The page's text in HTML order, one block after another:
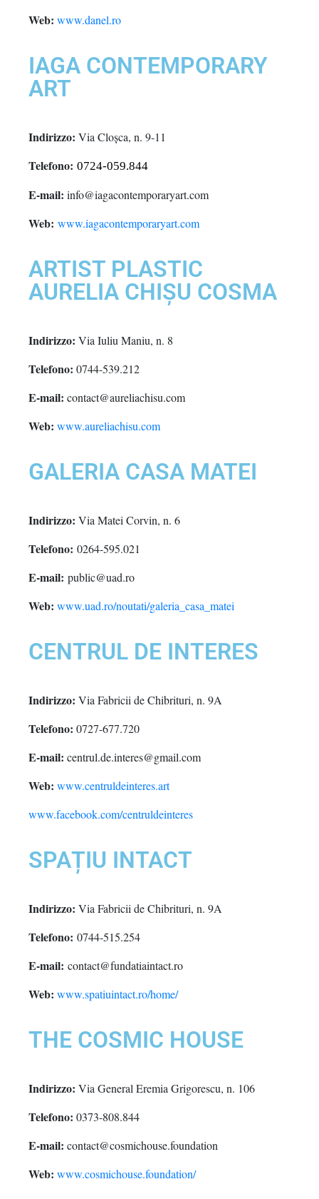
Web: www.danel.ro
IAGA CONTEMPORARY
ART
Indirizzo: Via Cloșca, n. 9-11
Telefono: 0724-059.844
E-mail: info@iagacontemporaryart.com
Web: www.iagacontemporaryart.com
ARTIST PLASTIC
AURELIA CHIȘU COSMA
Indirizzo: Via Iuliu Maniu, n. 8
Telefono: 0744-539.212
E-mail: contact@aureliachisu.com
Web: www.aureliachisu.com
GALERIA CASA MATEI
Indirizzo: Via Matei Corvin, n. 6
Telefono: 0264-595.021
E-mail: public@uad.ro
Web: www.uad.ro/noutati/galeria_casa_matei
CENTRUL DE INTERES
Indirizzo: Via Fabricii de Chibrituri, n. 9A
Telefono: 0727-677.720
E-mail: centrul.de.interes@gmail.com
Web: www.centruldeinteres.art
www.facebook.com/centruldeinteres
SPAȚIU INTACT
Indirizzo: Via Fabricii de Chibrituri, n. 9A
Telefono: 0744-515.254
E-mail: contact@fundatiaintact.ro
Web: www.spatiuintact.ro/home/
THE COSMIC HOUSE
Indirizzo: Via General Eremia Grigorescu, n. 106
Telefono: 0373-808.844
E-mail: contact@cosmichouse.foundation
Web: www.cosmichouse.foundation/